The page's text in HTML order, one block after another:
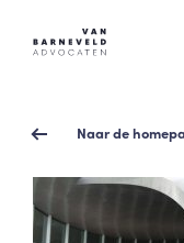
Naar de